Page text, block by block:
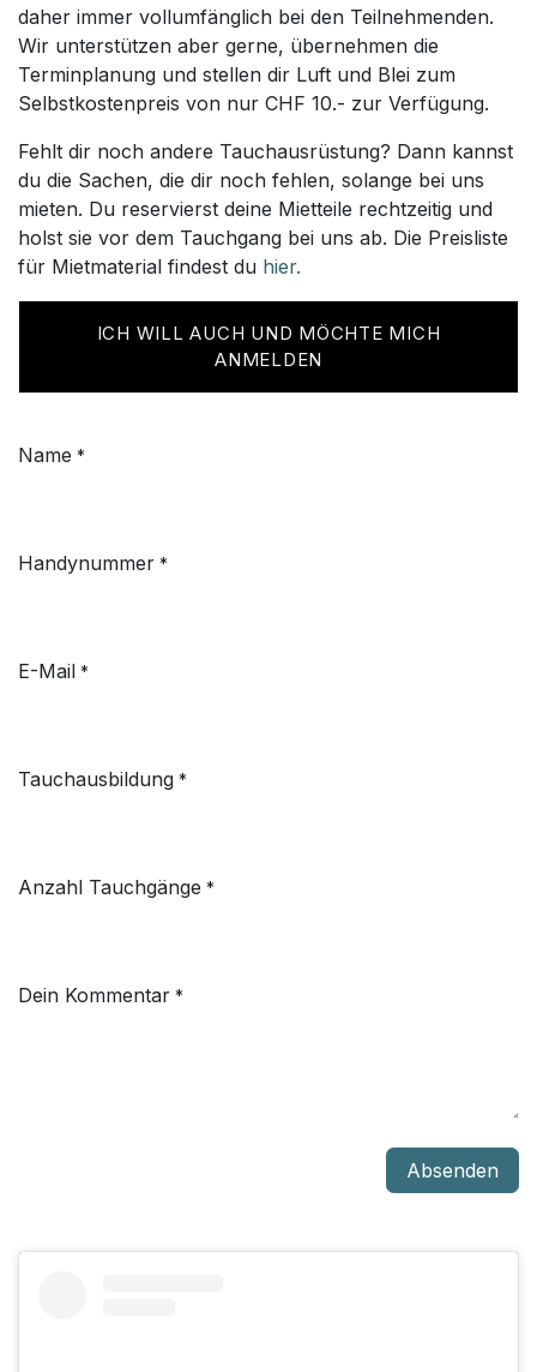
daher immer vollumfänglich bei den Teilnehmenden.
Wir unterstützen aber gerne, übernehmen die
Terminplanung und stellen dir Luft und Blei zum
Selbstkostenpreis von nur CHF 10.- zur Verfügung.
Fehlt dir noch andere Tauchausrüstung? Dann kannst
du die Sachen, die dir noch fehlen, solange bei uns
mieten. Du reservierst deine Mietteile rechtzeitig und
holst sie vor dem Tauchgang bei uns ab. Die Preisliste
für Mietmaterial findest du hier.
ICH WILL AUCH UND MÖCHTE MICH
ANMELDEN
Name *
Handynummer *
E-Mail *
Tauchausbildung *
Anzahl Tauchgänge *
Dein Kommentar *
Absenden